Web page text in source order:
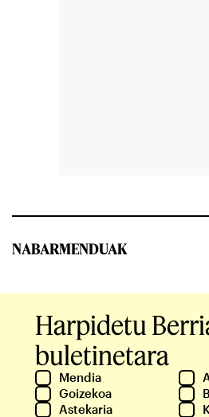
NABARMENDUAK
Harpidetu
buletinetara
Mendia
Goizekoa
Astekaria